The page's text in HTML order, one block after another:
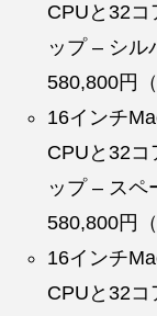
CPUと32コ
ップ – シル
580,800円（
16インチ
CPUと32コ
ップ – スペ
580,800円（
16インチ
CPUと32コ